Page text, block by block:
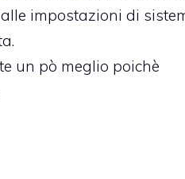
impostazioni di
un pò meglio poichè